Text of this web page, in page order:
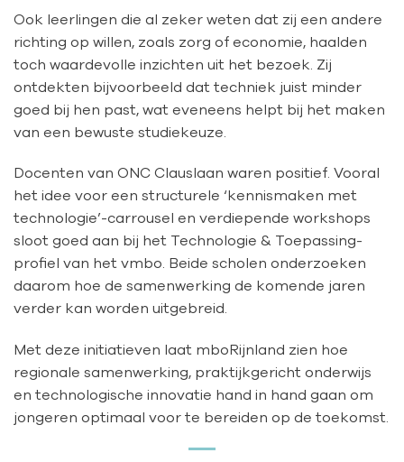
Ook leerlingen die al zeker weten dat zij een andere
richting op willen, zoals zorg of economie, haalden
toch waardevolle inzichten uit het bezoek. Zij
ontdekten bijvoorbeeld dat techniek juist minder
goed bij hen past, wat eveneens helpt bij het maken
van een bewuste studiekeuze.
Docenten van ONC Clauslaan waren positief. Vooral
het idee voor een structurele ‘kennismaken met
technologie’-carrousel en verdiepende workshops
sloot goed aan bij het Technologie & Toepassing-
profiel van het vmbo. Beide scholen onderzoeken
daarom hoe de samenwerking de komende jaren
verder kan worden uitgebreid.
Met deze initiatieven laat mboRijnland zien hoe
regionale samenwerking, praktijkgericht onderwijs
en technologische innovatie hand in hand gaan om
jongeren optimaal voor te bereiden op de toekomst.